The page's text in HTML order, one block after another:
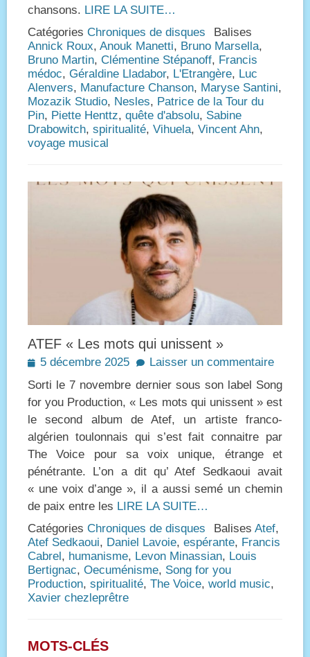
chansons. LIRE LA SUITE…
Catégories Chroniques de disques
Balises
Annick Roux, Anouk Manetti, Bruno Marsella,
Bruno Martin, Clémentine Stépanoff, Francis
médoc, Géraldine Lladabor, L'Etrangère, Luc
Alenvers, Manufacture Chanson, Maryse Santini,
Mozazik Studio, Nesles, Patrice de la Tour du
Pin, Piette Henttz, quête d'absolu, Sabine
Drabowitch, spiritualité, Vihuela, Vincent Ahn,
voyage musical
ATEF « Les mots qui unissent »
Posted
5 décembre 2025
Laisser un commentaire
Sorti le 7 novembre dernier sous son label Song
for you Production, « Les mots qui unissent » est
le second album de Atef, un artiste franco-
algérien toulonnais qui s’est fait connaitre par
The Voice pour sa voix unique, étrange et
pénétrante. L’on a dit qu’ Atef Sedkaoui avait
« une voix d’ange », il a aussi semé un chemin
de paix entre les LIRE LA SUITE…
Catégories Chroniques de disques Balises Atef,
Atef Sedkaoui, Daniel Lavoie, espérante, Francis
Cabrel, humanisme, Levon Minassian, Louis
Bertignac, Oecuménisme, Song for you
Production, spiritualité, The Voice, world music,
Xavier chezleprêtre
MOTS-CLÉS